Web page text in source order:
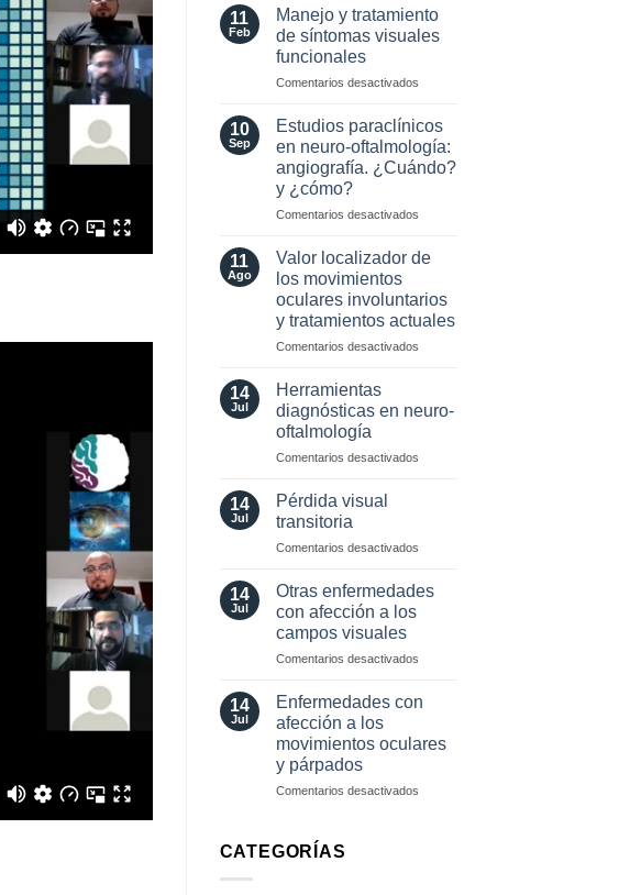
Diagnostic
and
Perspectives
de
Lente
Intraocular
pacientes
enfermedades
Neuro-
Oftalmológicas
11
Feb
Manejo y tratamiento
de síntomas visuales
funcionales
Comentarios desactivadosen
tratamiento
de
síntomas
funcionales
10
Sep
Estudios paraclínicos
en neuro-oftalmología:
angiografía. ¿Cuándo?
y ¿cómo?
Comentarios desactivadosen
paraclínicos
oftalmología:
angiografía.
¿Cuándo?
11
Ago
Valor localizador de
los movimientos
oculares involuntarios
y tratamientos actuales
Comentarios desactivadosen
los
oculares
14
Jul
Herramientas
diagnósticas en neuro-
oftalmología
Comentarios desactivadosen
oftalmología
14
Jul
Pérdida visual
transitoria
Comentarios desactivadosen
14
Jul
Otras enfermedades
con afección a los
campos visuales
Comentarios desactivadosen
a
campos
14
Jul
Enfermedades con
afección a los
movimientos oculares
y párpados
Comentarios desactivadosen
CATEGORÍAS